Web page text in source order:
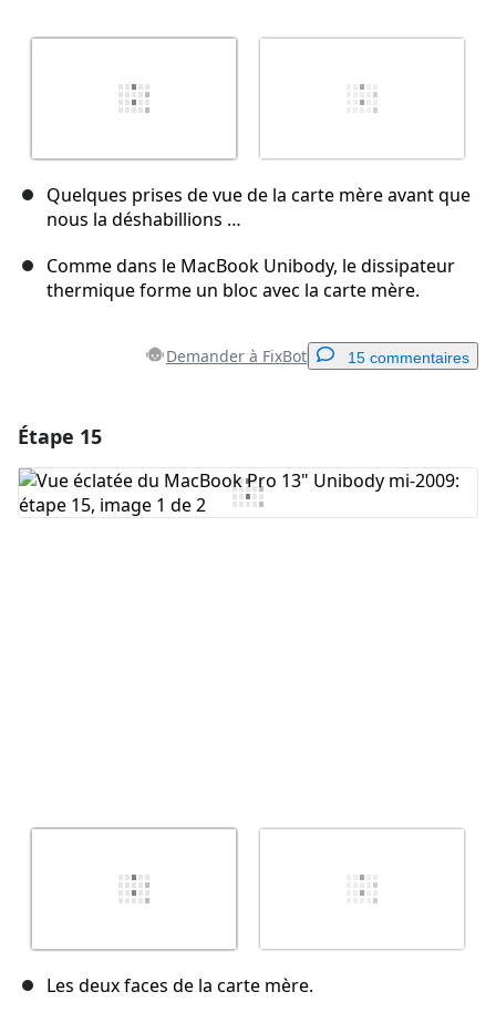
Quelques prises de vue de la carte mère avant que
nous la déshabillions …
Comme dans le MacBook Unibody, le dissipateur
thermique forme un bloc avec la carte mère.
Demander à FixBot 15 commentaires
Ajouter un commentaire
Étape 15
Les deux faces de la carte mère.